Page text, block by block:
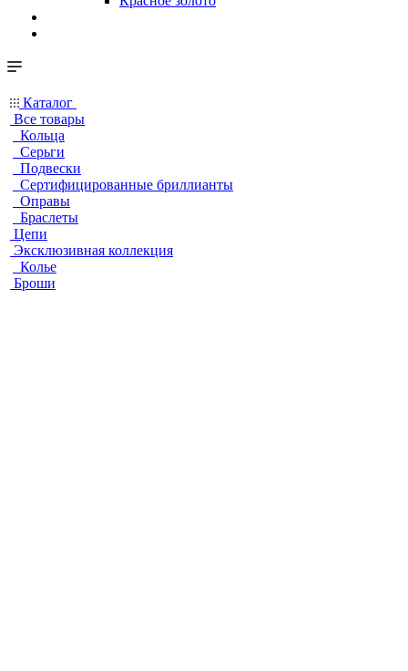
Каталог
Все товары
Кольца
Серьги
Подвески
Сертифицированные бриллианты
Оправы
Браслеты
Цепи
Эксклюзивная коллекция
Колье
Броши